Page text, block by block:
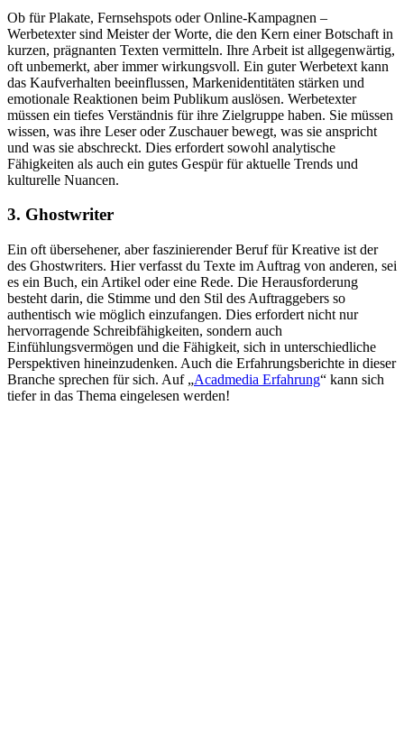
Ob für Plakate, Fernsehspots oder Online-Kampagnen –
Werbetexter sind Meister der Worte, die den Kern einer Botschaft in
kurzen, prägnanten Texten vermitteln. Ihre Arbeit ist allgegenwärtig,
oft unbemerkt, aber immer wirkungsvoll. Ein guter Werbetext kann
das Kaufverhalten beeinflussen, Markenidentitäten stärken und
emotionale Reaktionen beim Publikum auslösen. Werbetexter
müssen ein tiefes Verständnis für ihre Zielgruppe haben. Sie müssen
wissen, was ihre Leser oder Zuschauer bewegt, was sie anspricht
und was sie abschreckt. Dies erfordert sowohl analytische
Fähigkeiten als auch ein gutes Gespür für aktuelle Trends und
kulturelle Nuancen.
3. Ghostwriter
Ein oft übersehener, aber faszinierender Beruf für Kreative ist der
des Ghostwriters. Hier verfasst du Texte im Auftrag von anderen, sei
es ein Buch, ein Artikel oder eine Rede. Die Herausforderung
besteht darin, die Stimme und den Stil des Auftraggebers so
authentisch wie möglich einzufangen. Dies erfordert nicht nur
hervorragende Schreibfähigkeiten, sondern auch
Einfühlungsvermögen und die Fähigkeit, sich in unterschiedliche
Perspektiven hineinzudenken. Auch die Erfahrungsberichte in dieser
Branche sprechen für sich. Auf „Acadmedia Erfahrung“ kann sich
tiefer in das Thema eingelesen werden!